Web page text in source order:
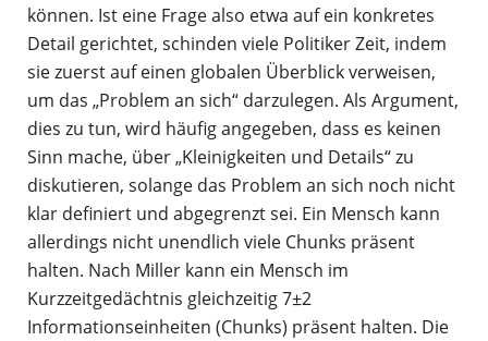
können. Ist eine Frage also etwa auf ein konkretes
Detail gerichtet, schinden viele Politiker Zeit, indem
sie zuerst auf einen globalen Überblick verweisen,
um das „Problem an sich“ darzulegen. Als Argument,
dies zu tun, wird häufig angegeben, dass es keinen
Sinn mache, über „Kleinigkeiten und Details“ zu
diskutieren, solange das Problem an sich noch nicht
klar definiert und abgegrenzt sei. Ein Mensch kann
allerdings nicht unendlich viele Chunks präsent
halten. Nach Miller kann ein Mensch im
Kurzzeitgedächtnis gleichzeitig 7±2
Informationseinheiten (Chunks) präsent halten. Die